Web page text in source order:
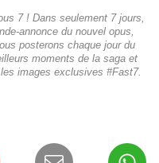
7 ! Dans seulement 7 jours,
annonce du nouvel opus,
posterons chaque jour du
moments de la saga et
images exclusives #Fast7.